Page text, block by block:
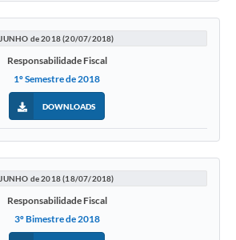
JUNHO de 2018 (20/07/2018)
Responsabilidade Fiscal
1º Semestre de 2018
DOWNLOADS
JUNHO de 2018 (18/07/2018)
Responsabilidade Fiscal
3º Bimestre de 2018